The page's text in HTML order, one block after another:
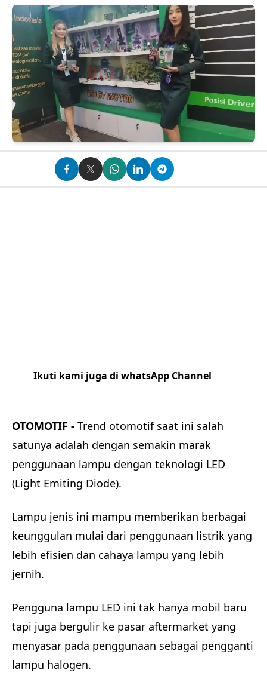
Ikuti kami juga di whatsApp Channel
OTOMOTIF - Trend otomotif saat ini salah
satunya adalah dengan semakin marak
penggunaan lampu dengan teknologi LED
(Light Emiting Diode).
Lampu jenis ini mampu memberikan berbagai
keunggulan mulai dari penggunaan listrik yang
lebih efisien dan cahaya lampu yang lebih
jernih.
Pengguna lampu LED ini tak hanya mobil baru
tapi juga bergulir ke pasar aftermarket yang
menyasar pada penggunaan sebagai pengganti
lampu halogen.